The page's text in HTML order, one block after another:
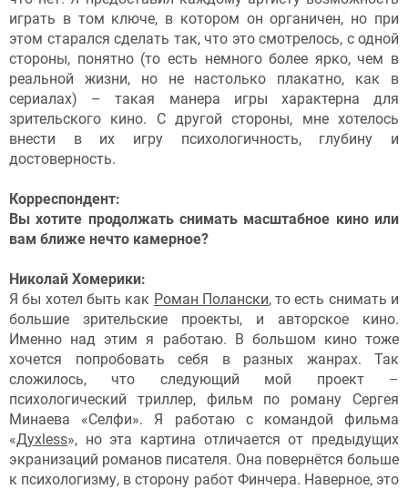
играть в том ключе, в котором он органичен, но при
этом старался сделать так, что это смотрелось, с одной
стороны, понятно (то есть немного более ярко, чем в
реальной жизни, но не настолько плакатно, как в
сериалах) – такая манера игры характерна для
зрительского кино. С другой стороны, мне хотелось
внести в их игру психологичность, глубину и
достоверность.
Корреспондент:
Вы хотите продолжать снимать масштабное кино или
вам ближе нечто камерное?
Николай Хомерики:
Я бы хотел быть как Роман Полански, то есть снимать и
большие зрительские проекты, и авторское кино.
Именно над этим я работаю. В большом кино тоже
хочется попробовать себя в разных жанрах. Так
сложилось, что следующий мой проект –
психологический триллер, фильм по роману Сергея
Минаева «Селфи». Я работаю с командой фильма
«Духless», но эта картина отличается от предыдущих
экранизаций романов писателя. Она повернётся больше
к психологизму, в сторону работ Финчера. Наверное, это